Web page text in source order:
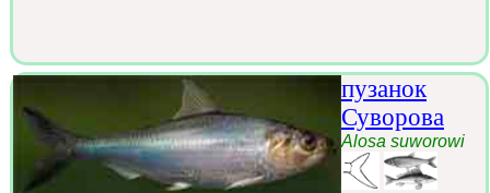
пузанок
Суворова
Alosa suworowi